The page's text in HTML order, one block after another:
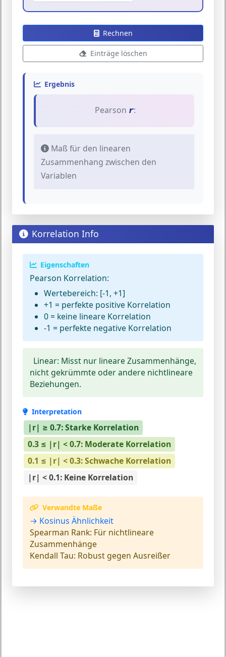
Rechnen
Einträge löschen
Ergebnis
Pearson r:
Maß für den linearen
Zusammenhang zwischen den
Variablen
Korrelation Info
Eigenschaften
Pearson Korrelation:
Wertebereich: [-1, +1]
+1 = perfekte positive Korrelation
0 = keine lineare Korrelation
-1 = perfekte negative Korrelation
Linear: Misst nur lineare Zusammenhänge,
nicht gekrümmte oder andere nichtlineare
Beziehungen.
Interpretation
|r| ≥ 0.7: Starke Korrelation
0.3 ≤ |r| < 0.7: Moderate Korrelation
0.1 ≤ |r| < 0.3: Schwache Korrelation
|r| < 0.1: Keine Korrelation
Verwandte Maße
→ Kosinus Ähnlichkeit
Spearman Rank: Für nichtlineare
Zusammenhänge
Kendall Tau: Robust gegen Ausreißer